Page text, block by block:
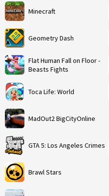
Minecraft
Geometry Dash
Flat Human Fall on Floor -
Beasts Fights
Toca Life: World
MadOut2 BigCityOnline
GTA 5: Los Angeles Crimes
Brawl Stars